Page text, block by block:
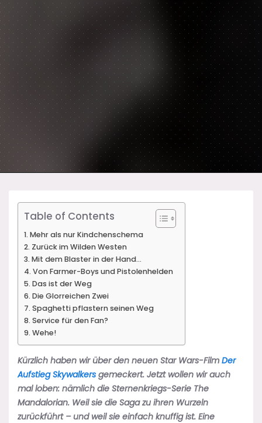
Table of Contents
Mehr als nur Kindchenschema
Zurück im Wilden Westen
Mit dem Blaster in der Hand…
Von Farmer-Boys und Pistolenhelden
Das ist der Weg
Die Glorreichen Zwei
Spaghetti pflastern seinen Weg
Service für den Fan?
Wehe!
Kürzlich haben wir über den neuen Star Wars-Film Der
Aufstieg Skywalkers gemeckert. Jetzt wollen wir auch
mal loben: nämlich die Sternenkriegs-Serie The
Mandalorian. Weil sie die Saga zu ihren Wurzeln
zurückführt – und weil sie einfach knuffig ist. Eine